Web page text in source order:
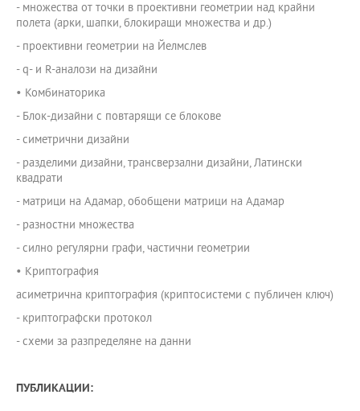
- множества от точки в проективни геометрии над крайни
полета (арки, шапки, блокиращи множества и др.)
- проективни геометрии на Йелмслев
- q- и R-аналози на дизайни
• Комбинаторика
- Блок-дизайни с повтарящи се блокове
- симетрични дизайни
- разделими дизайни, трансверзални дизайни, Латински
квадрати
- матрици на Адамар, обобщени матрици на Адамар
- разностни множества
- силно регулярни графи, частични геометрии
• Криптография
асиметрична криптография (криптосистеми с публичен ключ)
- криптографски протокол
- схеми за разпределяне на данни
ПУБЛИКАЦИИ: